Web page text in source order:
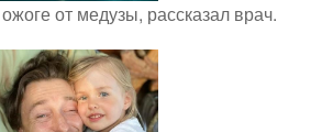
от медузы, рассказал врач.